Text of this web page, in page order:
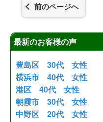
前のページへ
最新のお客様の声
豊島区 30代 女性
横浜市 40代 女性
港区 40代 女性
朝霞市 30代 女性
中野区 20代 女性